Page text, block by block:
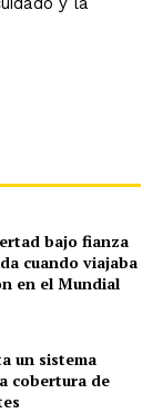
bajo fianza
cuando viajaba
en el Mundial
un sistema
cobertura de